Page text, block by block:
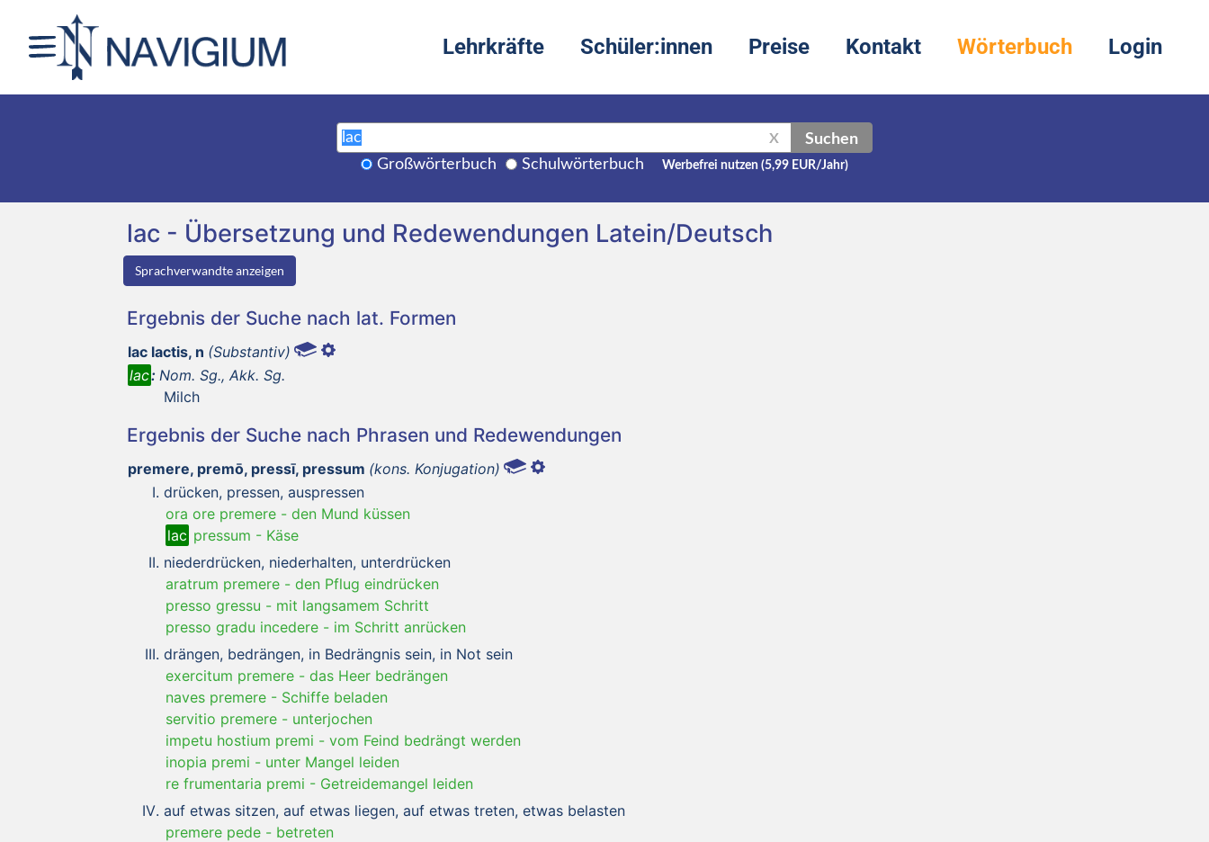
Lehrkräfte Schüler:innen Preise Kontakt Wörterbuch Login
X Suchen
Großwörterbuch Schulwörterbuch Werbefrei nutzen (5,99 EUR/Jahr)
lac - Übersetzung und Redewendungen Latein/Deutsch
Sprachverwandte anzeigen
Ergebnis der Suche nach lat. Formen
lac lactis, n (Substantiv)
lac: Nom. Sg., Akk. Sg.
Milch
Ergebnis der Suche nach Phrasen und Redewendungen
premere, premō, pressī, pressum (kons. Konjugation)
drücken, pressen, auspressen
ora ore premere - den Mund küssen
lac pressum - Käse
niederdrücken, niederhalten, unterdrücken
aratrum premere - den Pflug eindrücken
presso gressu - mit langsamem Schritt
presso gradu incedere - im Schritt anrücken
drängen, bedrängen, in Bedrängnis sein, in Not sein
exercitum premere - das Heer bedrängen
naves premere - Schiffe beladen
servitio premere - unterjochen
impetu hostium premi - vom Feind bedrängt werden
inopia premi - unter Mangel leiden
re frumentaria premi - Getreidemangel leiden
auf etwas sitzen, auf etwas liegen, auf etwas treten, etwas belasten
premere pede - betreten